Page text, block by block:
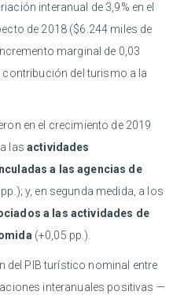
interanual de 3,9% en el
de 2018 ($6.244 miles de
marginal de 0,03
del turismo a la
en el crecimiento de 2019
a lasactividades
a las agencias de
y, en segunda medida, a los
a las actividades de
(+0,05 pp.).
del PIB turístico nominal entre
interanuales positivas —